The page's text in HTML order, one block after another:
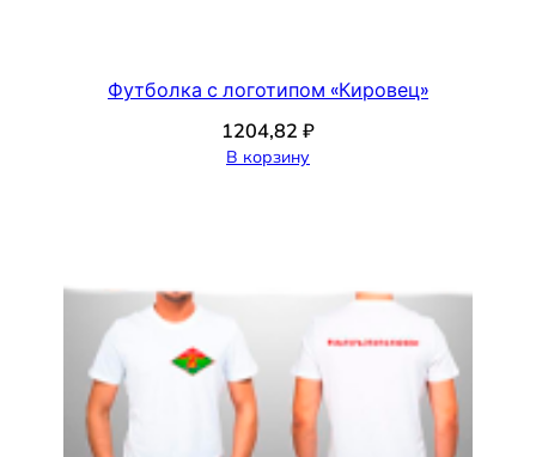
Футболка с логотипом «Кировец»
1204,82 ₽
В корзину